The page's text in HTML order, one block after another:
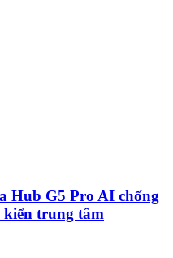
Hub G5 Pro AI chống
kiển trung tâm